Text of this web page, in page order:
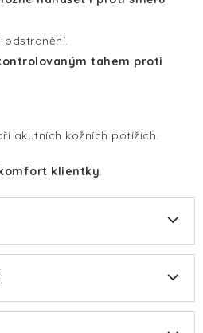
odstranění.
tahem proti
akutních kožních potížích.
klientky.